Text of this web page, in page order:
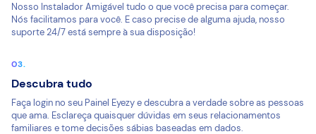
Nosso Instalador Amigável tudo o que você precisa para começar.
Nós facilitamos para você. E caso precise de alguma ajuda, nosso
suporte 24/7 está sempre à sua disposição!
Descubra tudo
Faça login no seu Painel Eyezy e descubra a verdade sobre as pessoas
que ama. Esclareça quaisquer dúvidas em seus relacionamentos
familiares e tome decisões sábias baseadas em dados.